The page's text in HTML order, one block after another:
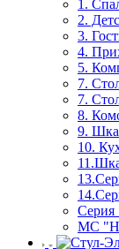
1.
2.
3.
4.
5.
7.
7.
8.
9.
10.
МС